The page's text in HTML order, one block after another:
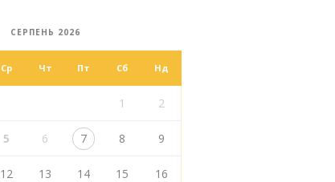
СЕРПЕНЬ 2026
Ср Чт Пт Сб Нд
1 2
5 6 7 8 9
12 13 14 15 16